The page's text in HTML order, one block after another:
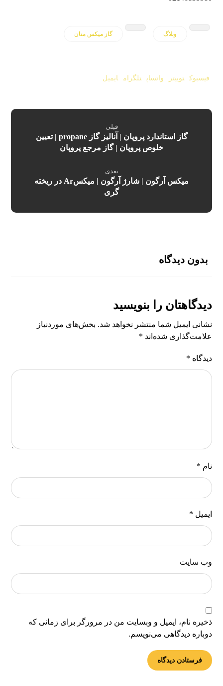
وبلاگ گاز میکس متان
فیسبوک توییتر واتساپ تلگرام ایمیل
قبلی
گاز استاندارد پروپان | آنالیز گاز propane | تعیین
خلوص پروپان | گاز مرجع پروپان
بعدی
میکس آرگون | شارژ آرگون | میکسAr در ریخته
گری
بدون دیدگاه
دیدگاهتان را بنویسید
نشانی ایمیل شما منتشر نخواهد شد. بخش‌های موردنیاز
علامت‌گذاری شده‌اند *
دیدگاه *
نام *
ایمیل *
وب‌ سایت
ذخیره نام، ایمیل و وبسایت من در مرورگر برای زمانی که
دوباره دیدگاهی می‌نویسم.